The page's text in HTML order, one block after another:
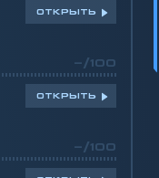
ОТКРЫТЬ
-/100
ОТКРЫТЬ
-/100